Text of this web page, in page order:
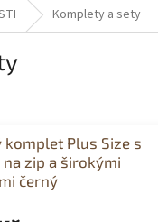
Komplety a sety
komplet Plus Size s
zip a širokými
černý